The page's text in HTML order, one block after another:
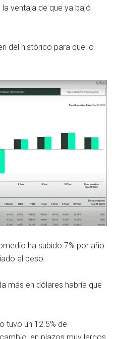
ventaja de que ya bajó
del histórico para que lo
ha subido 7% por año
el peso.
más en dólares habría que
tuvo un 12.5% de